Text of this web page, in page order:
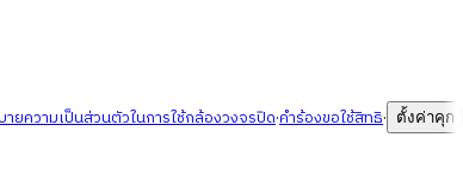
ายความเป็นส่วนตัวในการใช้กล้องวงจรปิด·คำร้องขอใช้สิทธิ· ตั้งค่าคุกกี้